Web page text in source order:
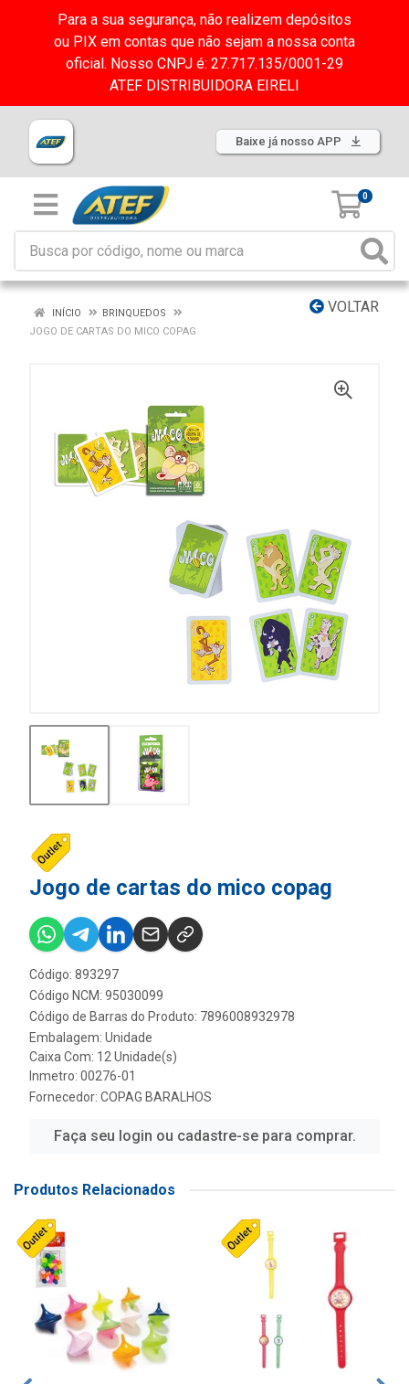
Para a sua segurança, não realizem depósitos
ou PIX em contas que não sejam a nossa conta
oficial. Nosso CNPJ é: 27.717.135/0001-29
ATEF DISTRIBUIDORA EIRELI
Baixe já nosso APP
0
VOLTAR
INÍCIO
BRINQUEDOS
JOGO DE CARTAS DO MICO COPAG
Jogo de cartas do mico copag
Código: 893297
Código NCM: 95030099
Código de Barras do Produto: 7896008932978
Embalagem: Unidade
Caixa Com: 12 Unidade(s)
Inmetro: 00276-01
Fornecedor: COPAG BARALHOS
Faça seu login ou cadastre-se para comprar.
Produtos Relacionados